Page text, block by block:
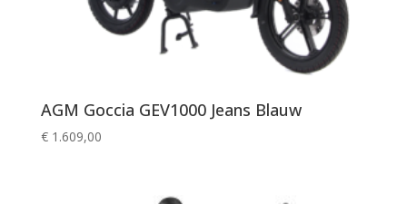
AGM Goccia GEV1000 Jeans Blauw
€1.609,00